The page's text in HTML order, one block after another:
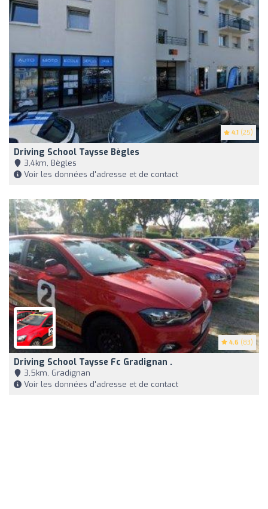
4.1 (25)
Driving School Taysse Bègles
3,4km, Bègles
Voir les données d'adresse et de contact
4.6 (83)
Driving School Taysse Fc Gradignan .
3,5km, Gradignan
Voir les données d'adresse et de contact